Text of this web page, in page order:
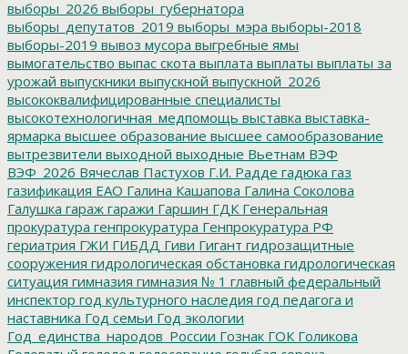
выборы_2026 выборы_губернатора
выборы_депутатов_2019 выборы_мэра выборы-2018
выборы-2019 вывоз мусора выгребные ямы
вымогательство выпас скота выплата выплаты выплаты за
урожай выпускники выпускной выпускной_2026
высококвалифицированные специалисты
высокотехнологичная_медпомощь выставка выставка-
ярмарка высшее образование высшее самообразование
вытрезвители выходной выходные Вьетнам ВЭФ
ВЭФ_2026 Вячеслав Пастухов Г.И. Радде гадюка газ
газификация ЕАО Галина Кашапова Галина Соколова
Галушка гараж гаражи Гаршин ГДК Генеральная
прокуратура генпрокуратура Генпрокуратура РФ
гериатрия ГЖИ ГИБДД Гиви Гигант гидрозащитные
сооружения гидрологическая обстановка гидрологическая
ситуация гимназия гимназия № 1 главный федеральный
инспектор год культурного наследия год педагога и
наставника Год семьи Год экологии
Год_единства_народов_России Гознак ГОК Голикова